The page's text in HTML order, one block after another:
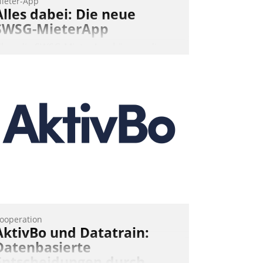
dabei: Die neue
MieterApp
einsehen und ändern oder
Schadensmeldungen abgeben – rund um
die Uhr.
und Datatrain: